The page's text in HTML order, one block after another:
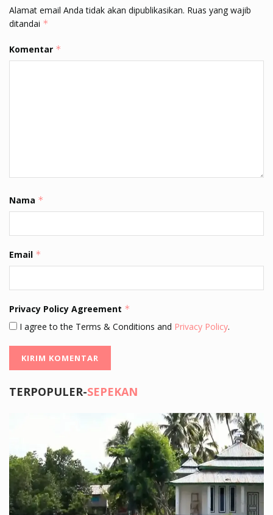
Alamat email Anda tidak akan dipublikasikan. Ruas yang wajib
ditandai *
Komentar *
Nama *
Email *
Privacy Policy Agreement *
I agree to the Terms & Conditions and Privacy Policy.
TERPOPULER-SEPEKAN